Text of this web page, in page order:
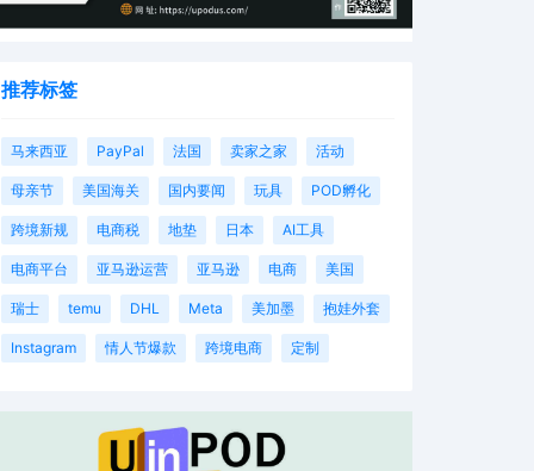
推荐标签
马来西亚 PayPal 法国 卖家之家 活动
母亲节 美国海关 国内要闻 玩具 POD孵化
跨境新规 电商税 地垫 日本 AI工具
电商平台 亚马逊运营 亚马逊 电商 美国
瑞士 temu DHL Meta 美加墨 抱娃外套
Instagram 情人节爆款 跨境电商 定制